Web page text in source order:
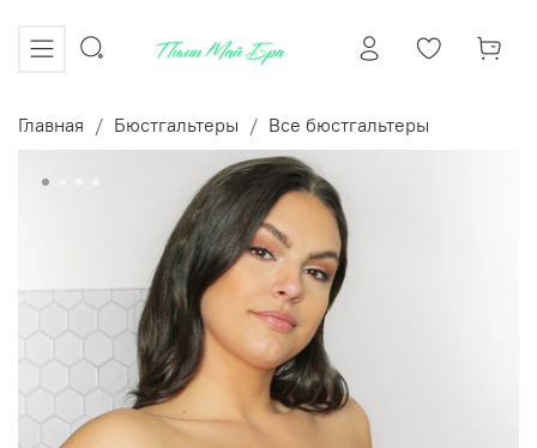
Главная Бюстгальтеры Все бюстгальтеры